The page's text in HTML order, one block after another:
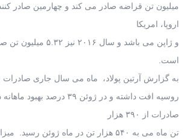
میلیون تن قراضه صادر می کند و چهارمین صادر
اروپا، امریکا
و ژاپن می باشد و سال
است.
به گزارش آرتین پولاد، ماه می سال جاری صادرات
روسیه افت داشته و در ژوئن ۳۹ درصد
صادرات از ۳۹۰ هزار
تن ماه می به ۵۴۰ هزار تن در ماه ژوئن